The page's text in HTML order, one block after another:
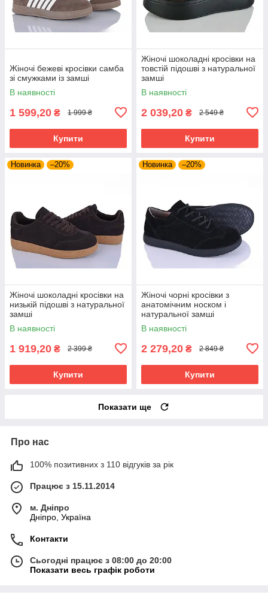
Жіночі бежеві кросівки самба
зі смужками із замші
В наявності
1 599,20 ₴ 1 999 ₴
Купити
Жіночі шоколадні кросівки на
товстій підошві з натуральної
замші
В наявності
2 039,20 ₴ 2 549 ₴
Купити
Новинка –20%
Жіночі шоколадні кросівки на
низькій підошві з натуральної
замші
В наявності
1 919,20 ₴ 2 399 ₴
Купити
Новинка –20%
Жіночі чорні кросівки з
анатомічним носком і
натуральної замші
В наявності
2 279,20 ₴ 2 849 ₴
Купити
Показати ще
Про нас
100% позитивних з 110 відгуків за рік
Працює з 15.11.2014
м. Дніпро
Дніпро, Україна
Контакти
Сьогодні працює з 08:00 до 20:00
Показати весь графік роботи